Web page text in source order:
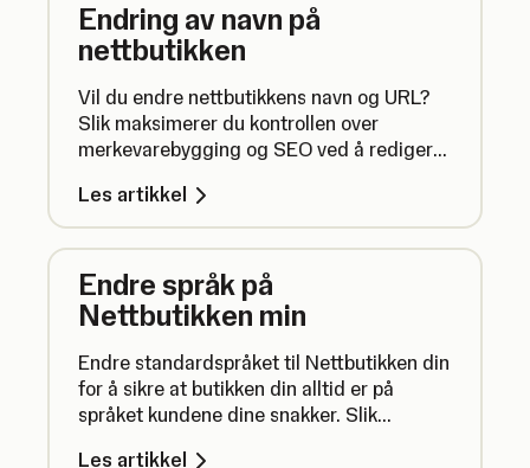
Endring av navn på
nettbutikken
Vil du endre nettbutikkens navn og URL?
Slik maksimerer du kontrollen over
merkevarebygging og SEO ved å redigere
Les artikkel
Endre språk på
Nettbutikken min
Endre standardspråket til Nettbutikken din
for å sikre at butikken din alltid er på
språket kundene dine snakker. Slik
Les artikkel